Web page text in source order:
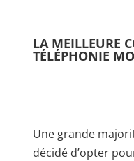
LA MEILLEURE
TÉLÉPHONIE
Une grande
décidé d’opter